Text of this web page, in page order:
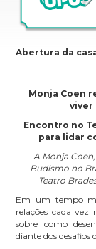
Abertura da
Monja Coen
viver
Encontro no
para lidar
A Monja
Budismo no
Teatro
Em um tempo
relações cada vez
sobre como
diante dos desafios